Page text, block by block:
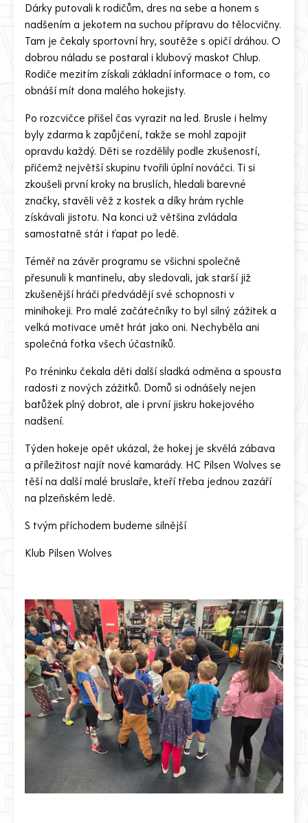
Dárky putovali k rodičům, dres na sebe a honem s
nadšením a jekotem na suchou přípravu do tělocvičny.
Tam je čekaly sportovní hry, soutěže s opičí dráhou. O
dobrou náladu se postaral i klubový maskot Chlup.
Rodiče mezitím získali základní informace o tom, co
obnáší mít dona malého hokejisty.
Po rozcvičce přišel čas vyrazit na led. Brusle i helmy
byly zdarma k zapůjčení, takže se mohl zapojit
opravdu každý. Děti se rozdělily podle zkušeností,
přičemž největší skupinu tvořili úplní nováčci. Ti si
zkoušeli první kroky na bruslích, hledali barevné
značky, stavěli věž z kostek a díky hrám rychle
získávali jistotu. Na konci už většina zvládala
samostatně stát i ťapat po ledě.
Téměř na závěr programu se všichni společně
přesunuli k mantinelu, aby sledovali, jak starší již
zkušenější hráči předvádějí své schopnosti v
minihokeji. Pro malé začátečníky to byl silný zážitek a
velká motivace umět hrát jako oni. Nechyběla ani
společná fotka všech účastníků.
Po tréninku čekala děti další sladká odměna a spousta
radosti z nových zážitků. Domů si odnášely nejen
batůžek plný dobrot, ale i první jiskru hokejového
nadšení.
Týden hokeje opět ukázal, že hokej je skvělá zábava
a příležitost najít nové kamarády. HC Pilsen Wolves se
těší na další malé bruslaře, kteří třeba jednou zazáří
na plzeňském ledě.
S tvým příchodem budeme silnější
Klub Pilsen Wolves